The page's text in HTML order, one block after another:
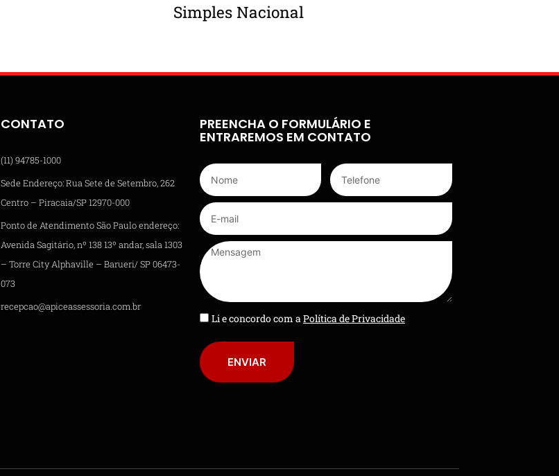
Simples Nacional
CONTATO
(11) 94785-1000
Sede Endereço: Rua Sete de Setembro, 262
Centro – Piracaia/SP 12970-000
Ponto de Atendimento São Paulo endereço:
Avenida Sagitário, nº 138 13º andar, sala 1303
– Torre City Alphaville – Barueri/ SP 06473-
073
recepcao@apiceassessoria.com.br
PREENCHA O FORMULÁRIO E
ENTRAREMOS EM CONTATO
Li e concordo com aPolítica de Privacidade
ENVIAR